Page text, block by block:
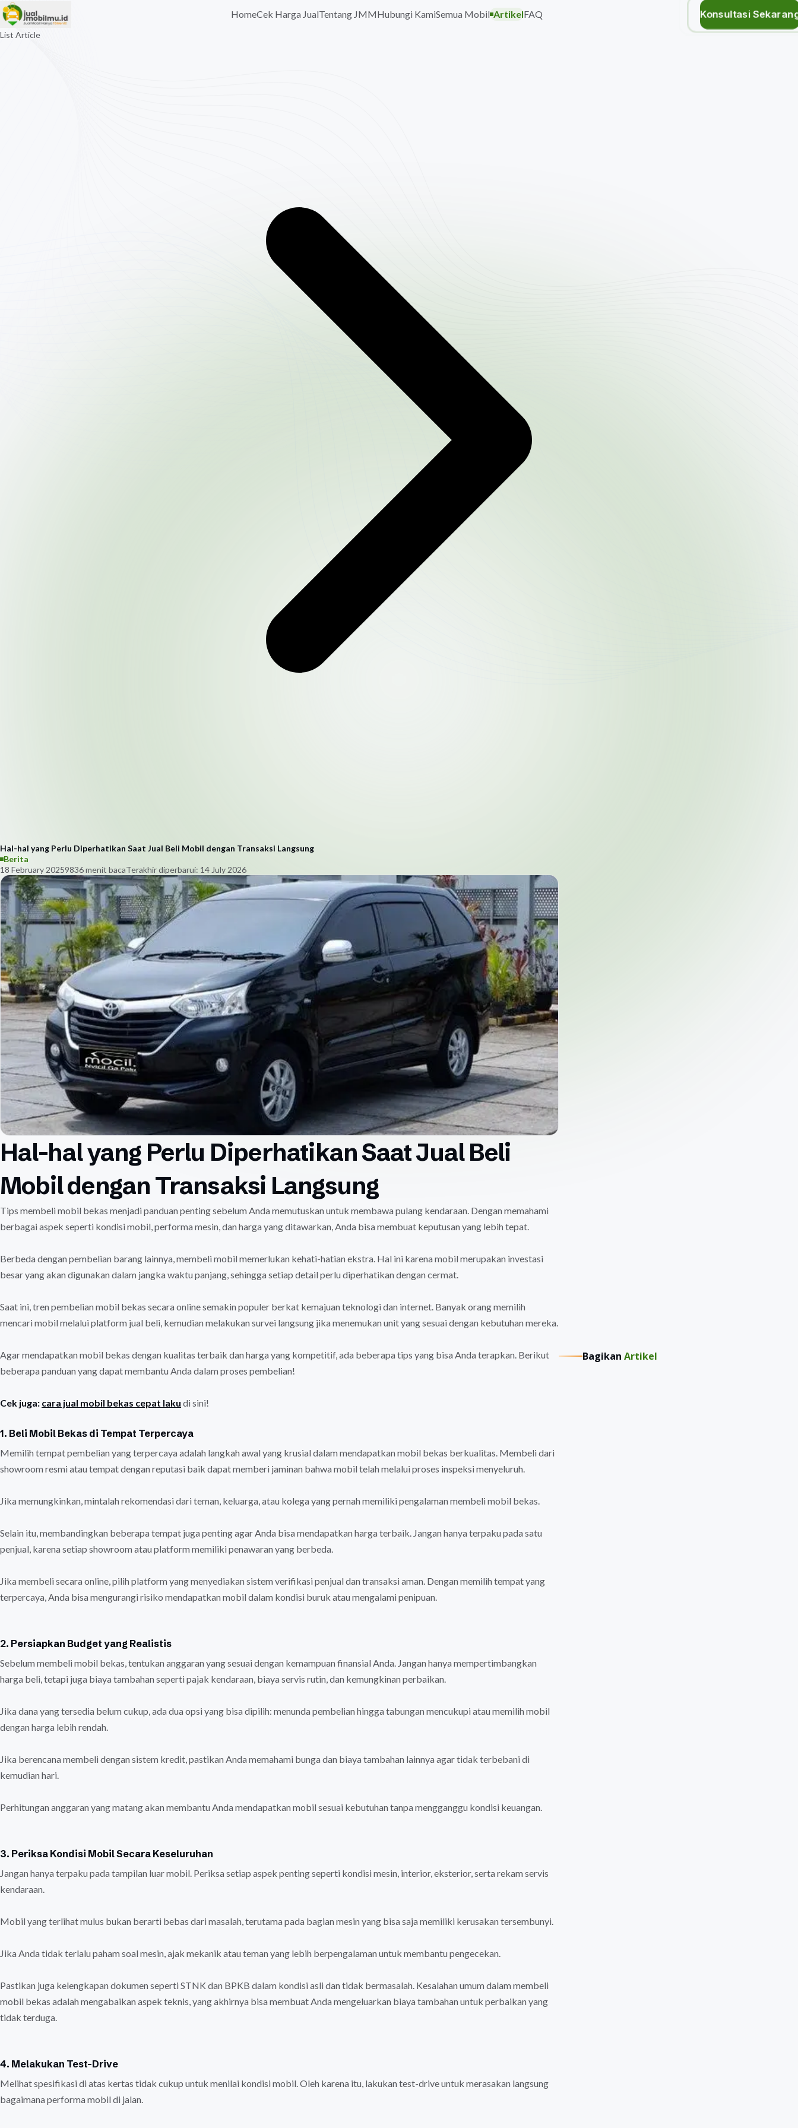
HomeCek Harga JualTentang JMMHubungi KamiSemua Mobil ArtikelFAQ Konsultasi Sekarang
List Article
Hal-hal yang Perlu Diperhatikan Saat Jual Beli Mobil dengan Transaksi Langsung
Berita
18 February 20259836menit bacaTerakhir diperbarui: 14 July 2026
Hal-hal yang Perlu Diperhatikan Saat Jual Beli
Mobil dengan Transaksi Langsung
Tips membeli mobil bekas menjadi panduan penting sebelum Anda memutuskan untuk membawa pulang kendaraan. Dengan memahami
berbagai aspek seperti kondisi mobil, performa mesin, dan harga yang ditawarkan, Anda bisa membuat keputusan yang lebih tepat.
Berbeda dengan pembelian barang lainnya, membeli mobil memerlukan kehati-hatian ekstra. Hal ini karena mobil merupakan investasi
besar yang akan digunakan dalam jangka waktu panjang, sehingga setiap detail perlu diperhatikan dengan cermat.
Saat ini, tren pembelian mobil bekas secara online semakin populer berkat kemajuan teknologi dan internet. Banyak orang memilih
mencari mobil melalui platform jual beli, kemudian melakukan survei langsung jika menemukan unit yang sesuai dengan kebutuhan mereka.
Agar mendapatkan mobil bekas dengan kualitas terbaik dan harga yang kompetitif, ada beberapa tips yang bisa Anda terapkan. Berikut
beberapa panduan yang dapat membantu Anda dalam proses pembelian!
Cek juga: cara jual mobil bekas cepat laku di sini!
1. Beli Mobil Bekas di Tempat Terpercaya
Memilih tempat pembelian yang terpercaya adalah langkah awal yang krusial dalam mendapatkan mobil bekas berkualitas. Membeli dari
showroom resmi atau tempat dengan reputasi baik dapat memberi jaminan bahwa mobil telah melalui proses inspeksi menyeluruh.
Jika memungkinkan, mintalah rekomendasi dari teman, keluarga, atau kolega yang pernah memiliki pengalaman membeli mobil bekas.
Selain itu, membandingkan beberapa tempat juga penting agar Anda bisa mendapatkan harga terbaik. Jangan hanya terpaku pada satu
penjual, karena setiap showroom atau platform memiliki penawaran yang berbeda.
Jika membeli secara online, pilih platform yang menyediakan sistem verifikasi penjual dan transaksi aman. Dengan memilih tempat yang
terpercaya, Anda bisa mengurangi risiko mendapatkan mobil dalam kondisi buruk atau mengalami penipuan.
2. Persiapkan Budget yang Realistis
Sebelum membeli mobil bekas, tentukan anggaran yang sesuai dengan kemampuan finansial Anda. Jangan hanya mempertimbangkan
harga beli, tetapi juga biaya tambahan seperti pajak kendaraan, biaya servis rutin, dan kemungkinan perbaikan.
Jika dana yang tersedia belum cukup, ada dua opsi yang bisa dipilih: menunda pembelian hingga tabungan mencukupi atau memilih mobil
dengan harga lebih rendah.
Jika berencana membeli dengan sistem kredit, pastikan Anda memahami bunga dan biaya tambahan lainnya agar tidak terbebani di
kemudian hari.
Perhitungan anggaran yang matang akan membantu Anda mendapatkan mobil sesuai kebutuhan tanpa mengganggu kondisi keuangan.
3. Periksa Kondisi Mobil Secara Keseluruhan
Jangan hanya terpaku pada tampilan luar mobil. Periksa setiap aspek penting seperti kondisi mesin, interior, eksterior, serta rekam servis
kendaraan.
Mobil yang terlihat mulus bukan berarti bebas dari masalah, terutama pada bagian mesin yang bisa saja memiliki kerusakan tersembunyi.
Jika Anda tidak terlalu paham soal mesin, ajak mekanik atau teman yang lebih berpengalaman untuk membantu pengecekan.
Pastikan juga kelengkapan dokumen seperti STNK dan BPKB dalam kondisi asli dan tidak bermasalah. Kesalahan umum dalam membeli
mobil bekas adalah mengabaikan aspek teknis, yang akhirnya bisa membuat Anda mengeluarkan biaya tambahan untuk perbaikan yang
tidak terduga.
4. Melakukan Test-Drive
Melihat spesifikasi di atas kertas tidak cukup untuk menilai kondisi mobil. Oleh karena itu, lakukan test-drive untuk merasakan langsung
bagaimana performa mobil di jalan.
Bagikan Artikel